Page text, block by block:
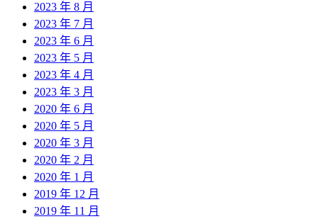
2023 年 8 月
2023 年 7 月
2023 年 6 月
2023 年 5 月
2023 年 4 月
2023 年 3 月
2020 年 6 月
2020 年 5 月
2020 年 3 月
2020 年 2 月
2020 年 1 月
2019 年 12 月
2019 年 11 月